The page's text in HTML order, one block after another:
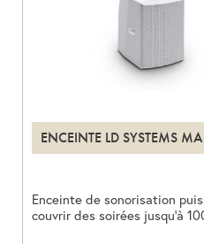
ENCEINTE LD SYSTEMS
Enceinte de sonorisation
couvrir des soirées jusqu’à